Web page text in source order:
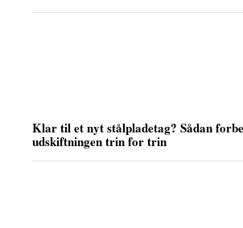
Klar til et nyt stålpladetag? Sådan
udskiftningen trin for trin